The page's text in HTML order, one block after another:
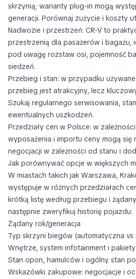
skrzynią; warianty plug-in mogą
generacji. Porównaj zużycie i koszty
Nadwozie i przestrzeń: CR-V to
przestrzenią dla pasażerów i bagażu,
pod uwagę rozstaw osi, pojemność
siedzeń.
Przebieg i stan: w przypadku
przebieg jest atrakcyjny, lecz
Szukaj regularnego serwisowania,
ewentualnych uszkodzeń.
Przedziały cen w Polsce: w
wyposażenia i importu ceny mogą się
negocjacji w zależności od stanu i
Jak porównywać opcje w większych
W miastach takich jak Warszawa,
występuje w różnych przedziałach
krótką listę według przebiegu i
następnie zweryfikuj historię pojazdu:
Żądany rok/generacja
Typ skrzyni biegów (automatyczna vs
Wnętrze, system infotainment i
Stan opon, hamulców i ogólny stan
Wskazówki zakupowe: negocjacje i